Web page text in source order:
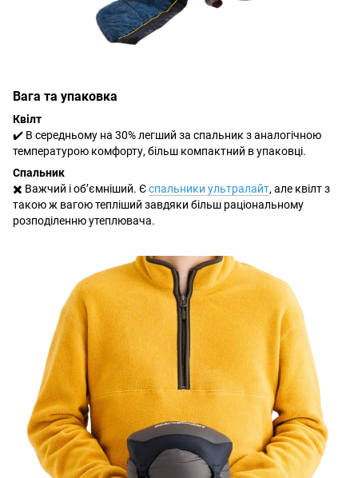
Вага та упаковка
Квілт
✔️ В середньому на 30% легший за спальник з аналогічною
температурою комфорту, більш компактний в упаковці.
Спальник
✖️ Важчий і об’ємніший. Єспальники ультралайт, але квілт з
такою ж вагою тепліший завдяки більш раціональному
розподіленню утеплювача.